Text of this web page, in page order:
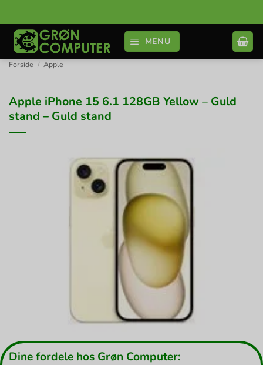
til
indhold
MENU
Forside / Apple
Apple iPhone 15 6.1 128GB Yellow – Guld
stand – Guld stand
Dine fordele hos Grøn Computer: